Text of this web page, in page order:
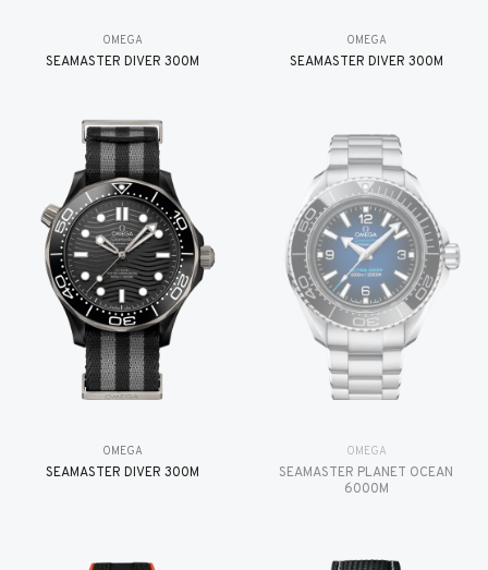
OMEGA
SEAMASTER DIVER 300M
OMEGA
SEAMASTER DIVER 300M
OMEGA
SEAMASTER DIVER 300M
OMEGA
SEAMASTER PLANET OCEAN
6000M